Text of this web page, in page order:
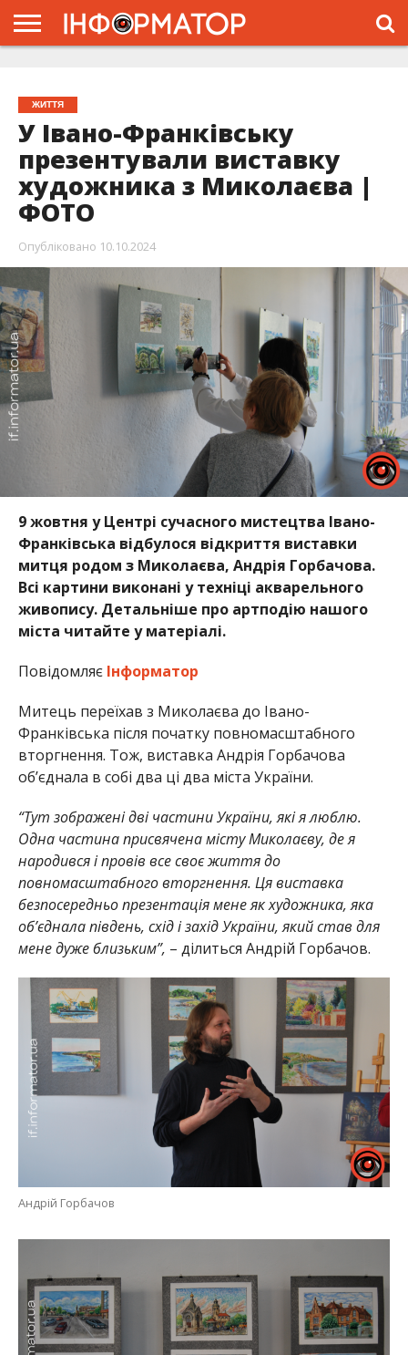
ЖИТТЯ
У Івано-Франківську
презентували виставку
художника з Миколаєва |
ФОТО
Опубліковано 10.10.2024
9 жовтня у Центрі сучасного мистецтва Івано-
Франківська відбулося відкриття виставки
митця родом з Миколаєва, Андрія Горбачова.
Всі картини виконані у техніці акварельного
живопису. Детальніше про артподію нашого
міста читайте у матеріалі.
Повідомляє Інформатор
Митець переїхав з Миколаєва до Івано-
Франківська після початку повномасштабного
вторгнення. Тож, виставка Андрія Горбачова
об’єднала в собі два ці два міста України.
“Тут зображені дві частини України, які я люблю.
Одна частина присвячена місту Миколаєву, де я
народився і провів все своє життя до
повномасштабного вторгнення. Ця виставка
безпосередньо презентація мене як художника, яка
об’єднала південь, схід і захід України, який став для
мене дуже близьким”, – ділиться Андрій Горбачов.
Андрій Горбачов